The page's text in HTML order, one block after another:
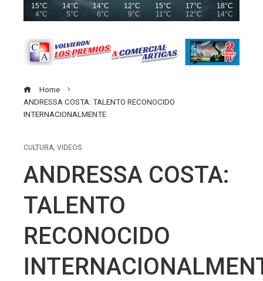
15°C
4°C
14°C
5°C
14°C
6°C
12°C
9°C
15°C
11°C
17°C
12°C
18°C
14°C
Home
ANDRESSA COSTA: TALENTO RECONOCIDO
INTERNACIONALMENTE
CULTURA, VIDEOS
ANDRESSA COSTA:
TALENTO
RECONOCIDO